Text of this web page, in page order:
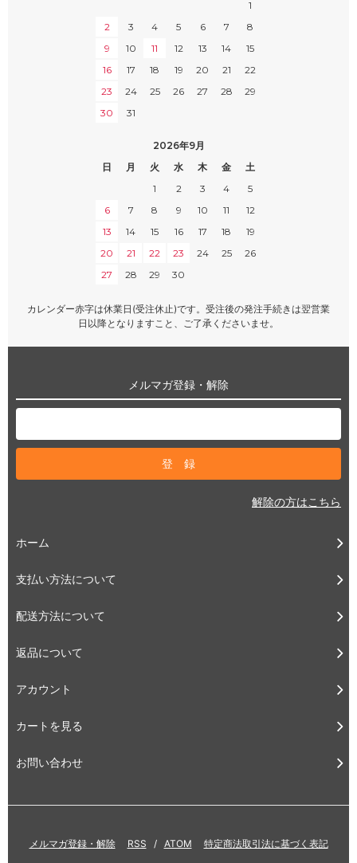
1
2
3 4 5 6 7
8
9
10 11 12 13 14
15
16
17 18 19 20 21
22
23
24 25 26 27 28
29
30
31
2026年9月
日
月 火 水 木 金
土
1
2 3 4
5
6
7 8 9 10 11
12
13
14 15 16 17 18
19
20
21 22 23 24 25
26
27
28 29 30
カレンダー赤字は休業日(受注休止)です。受注後の発注手続きは翌営業
日以降となりますこと、ご了承くださいませ。
メルマガ登録・解除
解除の方はこちら
ホーム
支払い方法について
配送方法について
返品について
アカウント
カートを見る
お問い合わせ
メルマガ登録・解除 RSS / ATOM 特定商法取引法に基づく表記